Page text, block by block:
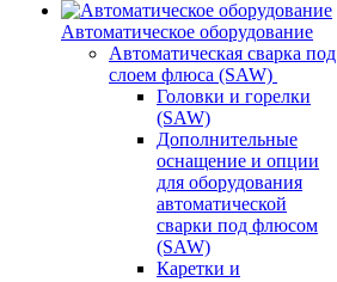
Автоматическое оборудование
Автоматическая сварка под
слоем флюса (SAW)
Головки и горелки
(SAW)
Дополнительные
оснащение и опции
для оборудования
автоматической
сварки под флюсом
(SAW)
Каретки и